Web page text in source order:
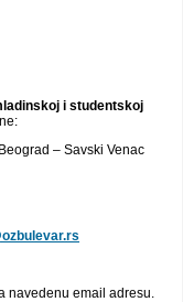
i studentskoj
– Savski Venac
navedenu email adresu.